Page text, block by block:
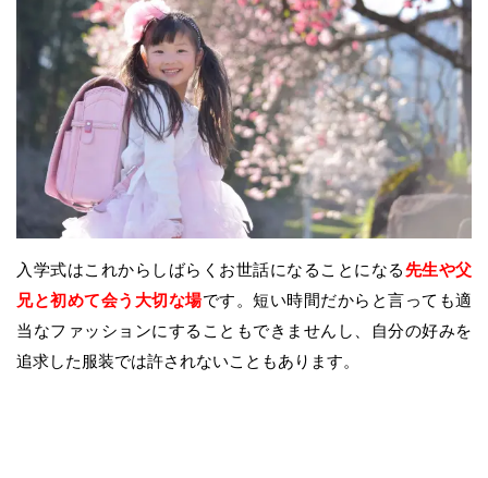
入学式はこれからしばらくお世話になることになる先生や父
兄と初めて会う大切な場です。短い時間だからと言っても適
当なファッションにすることもできませんし、自分の好みを
追求した服装では許されないこともあります。